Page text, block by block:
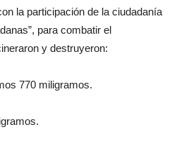
la participación de la ciudadanía
para combatir el
y destruyeron:
770 miligramos.